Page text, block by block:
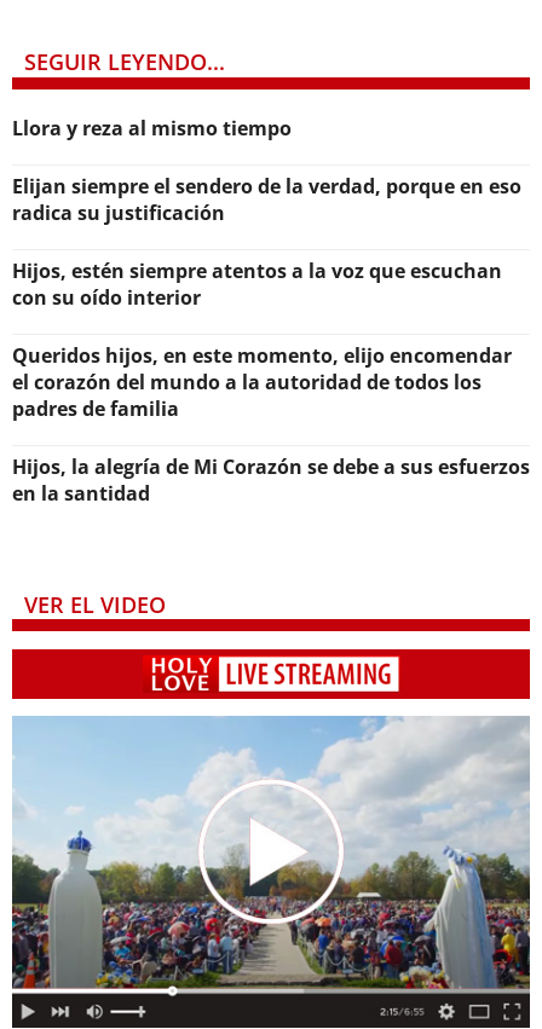
SEGUIR LEYENDO...
Llora y reza al mismo tiempo
Elijan siempre el sendero de la verdad, porque en eso
radica su justificación
Hijos, estén siempre atentos a la voz que escuchan
con su oído interior
Queridos hijos, en este momento, elijo encomendar
el corazón del mundo a la autoridad de todos los
padres de familia
Hijos, la alegría de Mi Corazón se debe a sus esfuerzos
en la santidad
VER EL VIDEO